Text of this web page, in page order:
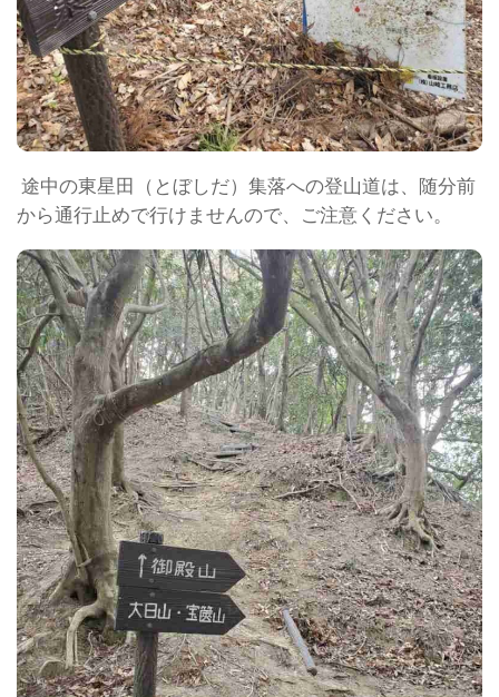
途中の東星田（とぼしだ）集落への登山道は、随分前
から通行止めで行けませんので、ご注意ください。